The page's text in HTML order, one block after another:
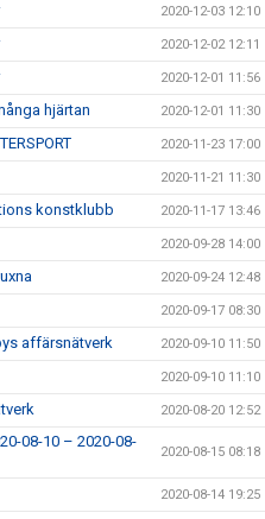
2020-12-03 12:10
2020-12-02 12:11
2020-12-01 11:56
hjärtan 2020-12-01 11:30
2020-11-23 17:00
2020-11-21 11:30
konstklubb 2020-11-17 13:46
2020-09-28 14:00
2020-09-24 12:48
2020-09-17 08:30
affärsnätverk 2020-09-10 11:50
2020-09-10 11:10
2020-08-20 12:52
08-10 – 2020-08-
2020-08-15 08:18
2020-08-14 19:25